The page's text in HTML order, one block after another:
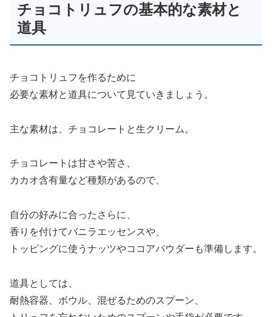
チョコトリュフの基本的な素材と
道具
チョコトリュフを作るために
必要な素材と道具について見ていきましょう。
主な素材は、チョコレートと生クリーム。
チョコレートは甘さや苦さ、
カカオ含有量など種類があるので、
自分の好みに合ったさらに、
香りを付けてバニラエッセンスや、
トッピングに使うナッツやココアパウダーも準備します。
道具としては、
耐熱容器、ボウル、混ぜるためのスプーン、